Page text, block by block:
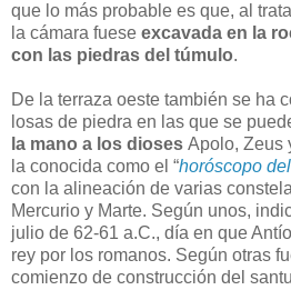
que lo más probable es que, al
la cámara fuese excavada en la
con las piedras del túmulo.
De la terraza oeste también se ha
losas de piedra en las que se
la mano a los dioses Apolo, Zeus
la conocida como el “horóscopo
con la alineación de varias
Mercurio y Marte. Según unos,
julio de 62-61 a.C., día en que
rey por los romanos. Según otras
comienzo de construcción del